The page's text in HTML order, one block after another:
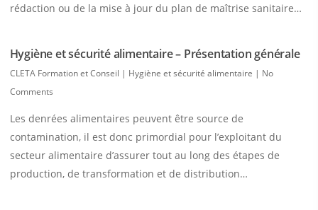
rédaction ou de la mise à jour du plan de maîtrise sanitaire…
Hygiène et sécurité alimentaire – Présentation générale
CLETA Formation et Conseil | Hygiène et sécurité alimentaire | No
Comments
Les denrées alimentaires peuvent être source de
contamination, il est donc primordial pour l’exploitant du
secteur alimentaire d’assurer tout au long des étapes de
production, de transformation et de distribution…